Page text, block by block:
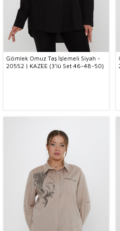
Gömlek Omuz Taş İşlemeli Siyah -
20552 | KAZEE (3'lü Set 46-48-50)